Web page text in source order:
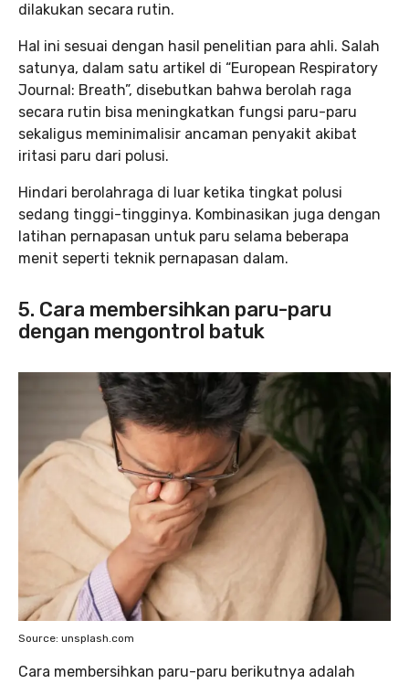
dilakukan secara rutin.
Hal ini sesuai dengan hasil penelitian para ahli. Salah
satunya, dalam satu artikel di “European Respiratory
Journal: Breath”, disebutkan bahwa berolah raga
secara rutin bisa meningkatkan fungsi paru-paru
sekaligus meminimalisir ancaman penyakit akibat
iritasi paru dari polusi.
Hindari berolahraga di luar ketika tingkat polusi
sedang tinggi-tingginya. Kombinasikan juga dengan
latihan pernapasan untuk paru selama beberapa
menit seperti teknik pernapasan dalam.
5. Cara membersihkan paru-paru
dengan mengontrol batuk
Source: unsplash.com
Cara membersihkan paru-paru berikutnya adalah